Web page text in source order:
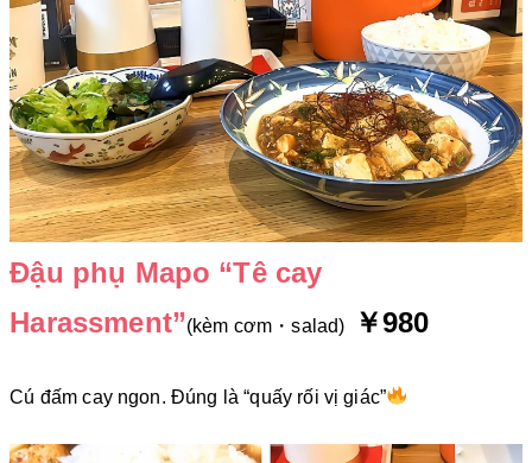
Đậu phụ Mapo “Tê cay
Harassment”(kèm cơm・salad) ￥980
Cú đấm cay ngon. Đúng là “quấy rối vị giác”